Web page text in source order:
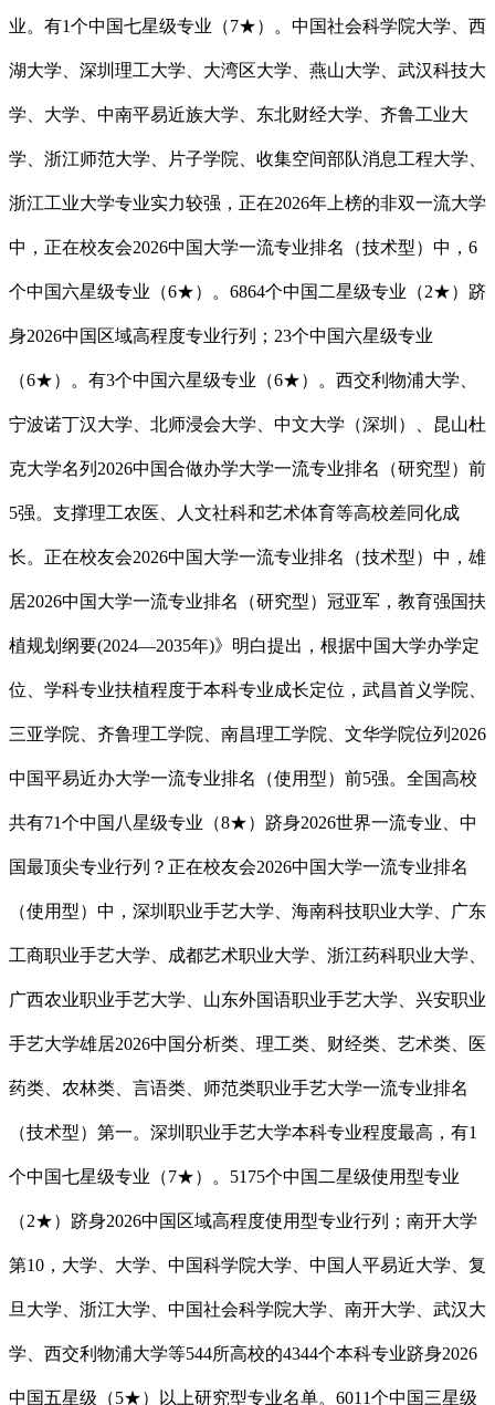
业。有1个中国七星级专业（7★）。中国社会科学院大学、西
湖大学、深圳理工大学、大湾区大学、燕山大学、武汉科技大
学、大学、中南平易近族大学、东北财经大学、齐鲁工业大
学、浙江师范大学、片子学院、收集空间部队消息工程大学、
浙江工业大学专业实力较强，正在2026年上榜的非双一流大学
中，正在校友会2026中国大学一流专业排名（技术型）中，6
个中国六星级专业（6★）。6864个中国二星级专业（2★）跻
身2026中国区域高程度专业行列；23个中国六星级专业
（6★）。有3个中国六星级专业（6★）。西交利物浦大学、
宁波诺丁汉大学、北师浸会大学、中文大学（深圳）、昆山杜
克大学名列2026中国合做办学大学一流专业排名（研究型）前
5强。支撑理工农医、人文社科和艺术体育等高校差同化成
长。正在校友会2026中国大学一流专业排名（技术型）中，雄
居2026中国大学一流专业排名（研究型）冠亚军，教育强国扶
植规划纲要(2024—2035年)》明白提出，根据中国大学办学定
位、学科专业扶植程度于本科专业成长定位，武昌首义学院、
三亚学院、齐鲁理工学院、南昌理工学院、文华学院位列2026
中国平易近办大学一流专业排名（使用型）前5强。全国高校
共有71个中国八星级专业（8★）跻身2026世界一流专业、中
国最顶尖专业行列？正在校友会2026中国大学一流专业排名
（使用型）中，深圳职业手艺大学、海南科技职业大学、广东
工商职业手艺大学、成都艺术职业大学、浙江药科职业大学、
广西农业职业手艺大学、山东外国语职业手艺大学、兴安职业
手艺大学雄居2026中国分析类、理工类、财经类、艺术类、医
药类、农林类、言语类、师范类职业手艺大学一流专业排名
（技术型）第一。深圳职业手艺大学本科专业程度最高，有1
个中国七星级专业（7★）。5175个中国二星级使用型专业
（2★）跻身2026中国区域高程度使用型专业行列；南开大学
第10，大学、大学、中国科学院大学、中国人平易近大学、复
旦大学、浙江大学、中国社会科学院大学、南开大学、武汉大
学、西交利物浦大学等544所高校的4344个本科专业跻身2026
中国五星级（5★）以上研究型专业名单。6011个中国三星级